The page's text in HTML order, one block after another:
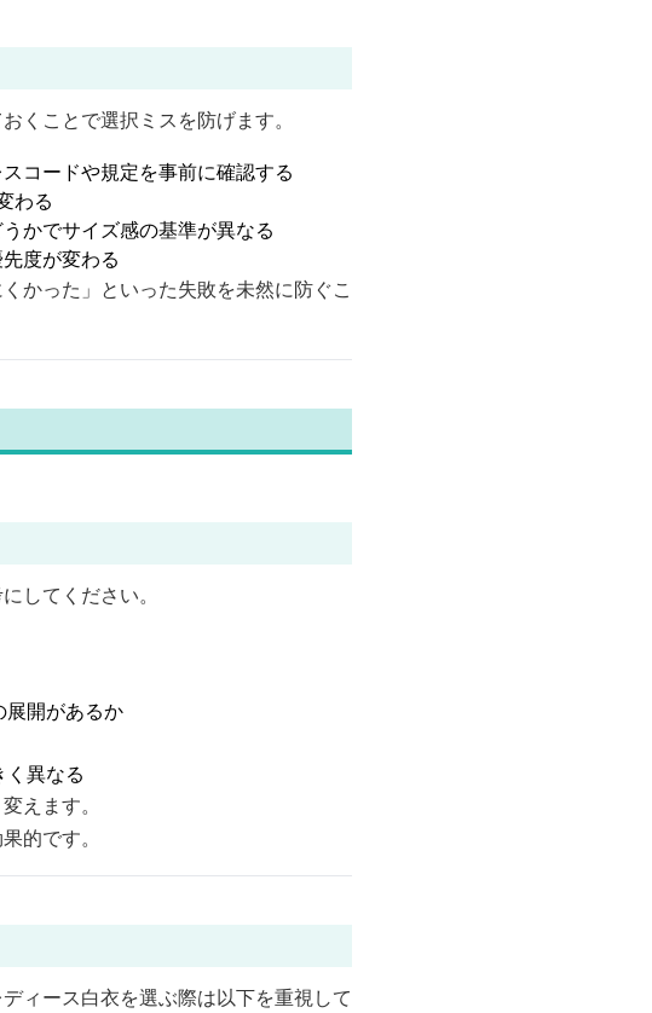
くことで選択ミスを防げます。
コードや規定を事前に確認する
わる
かでサイズ感の基準が異なる
度が変わる
かった」といった失敗を未然に防ぐこ
してください。
展開があるか
異なる
えます。
的です。
ィース白衣を選ぶ際は以下を重視して